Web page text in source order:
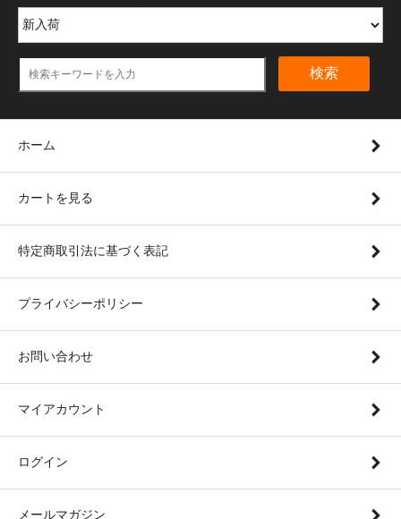
検索
ホーム
カートを見る
特定商取引法に基づく表記
プライバシーポリシー
お問い合わせ
マイアカウント
ログイン
メールマガジン